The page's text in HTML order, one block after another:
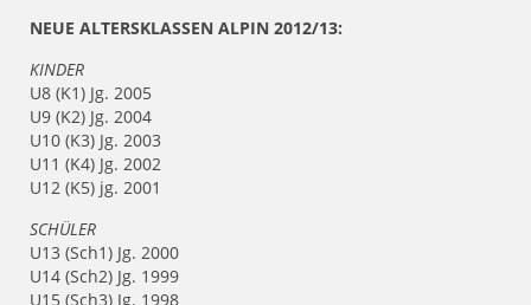
NEUE ALTERSKLASSEN ALPIN 2012/13:
KINDER
U8 (K1) Jg. 2005
U9 (K2) Jg. 2004
U10 (K3) Jg. 2003
U11 (K4) Jg. 2002
U12 (K5) jg. 2001
SCHÜLER
U13 (Sch1) Jg. 2000
U14 (Sch2) Jg. 1999
U15 (Sch3) Jg. 1998